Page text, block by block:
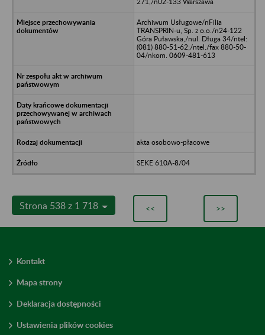
Archiwum Usługowe/nFilia
TRANSPRIN-u, Sp. z o.o./n24-122
Góra Puławska,/nul. Długa 34/ntel:
(081) 880-51-62;/ntel./fax 880-50-
04/nkom. 0609-481-613
akta osobowo-płacowe
SEKE 610A-8/04
Strona 538 z 1 718 << >>
Kontakt
Mapa strony
Deklaracja dostępności
Ustawienia plików cookies